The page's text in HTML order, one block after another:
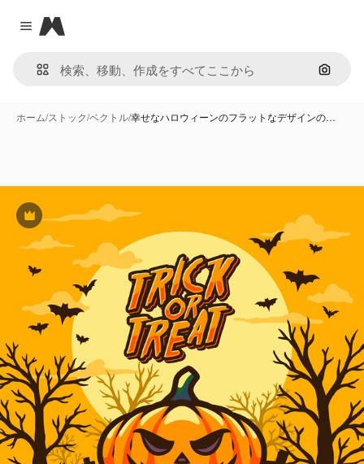
Close menu
Magnific
画像で
ホーム/ストック/ベクトル/幸せなハロウィーンのフラットなデザインの…
Premium